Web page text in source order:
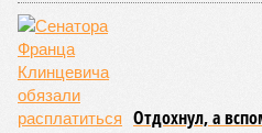
Отдохнул, а